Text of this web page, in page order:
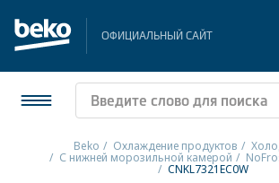
ОФИЦИАЛЬНЫЙ САЙТ
Beko Охлаждение продуктов
С нижней морозильной камерой
CNKL7321EC0W